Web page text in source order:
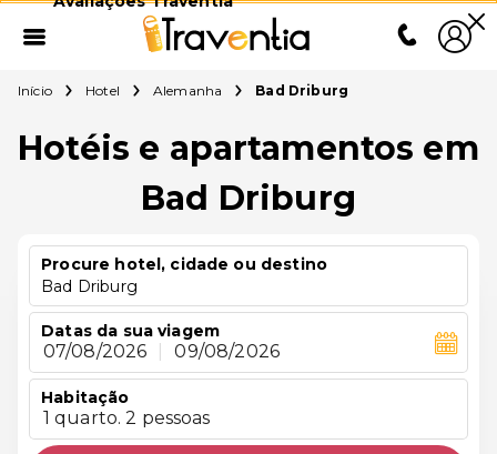
Início Hotel Alemanha Bad Driburg
Hotéis e apartamentos em
Bad Driburg
Procure hotel, cidade ou destino
Bad Driburg
Datas da sua viagem
07/08/2026 09/08/2026
Habitação
1 quarto. 2 pessoas